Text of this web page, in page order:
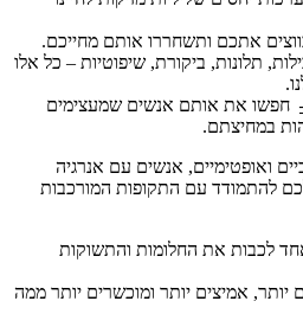
אתכם ותשחררו אותם מחייכם.
תלונות, ביקורת, שיפוטיות – כל אלו
חפשו את אותם אנשים שמעצימים
במחיצתם.
ואופטימיים, אנשים עם אנרגיה
לכם להתמודד עם התקופות המורכבות
לכבות את החלומות והתשוקות
אמיצים יותר ומוכשרים יותר ממה